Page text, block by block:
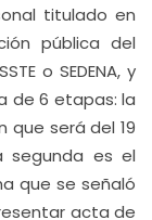
titulado en
pública del
o SEDENA, y
de 6 etapas: la
que será del 19
segunda es el
que se señaló
acta de